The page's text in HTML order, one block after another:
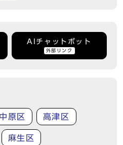
AIチャットボット
外部リンク
中原区 高津区
麻生区